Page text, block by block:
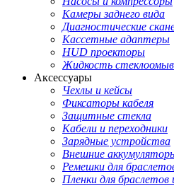
Камеры заднего вида
Диагностические
Кассетные адаптеры
HUD проекторы
Жидкость
Аксессуары
Чехлы и кейсы
Фиксаторы кабеля
Защитные стекла
Кабели и переходники
Зарядные устройства
Внешние
Ремешки для
Пленки для браслетов